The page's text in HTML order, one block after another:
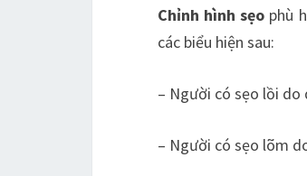
Chỉnh hình sẹo phù
các biểu hiện sau:
– Người có sẹo lồi do
– Người có sẹo lõm